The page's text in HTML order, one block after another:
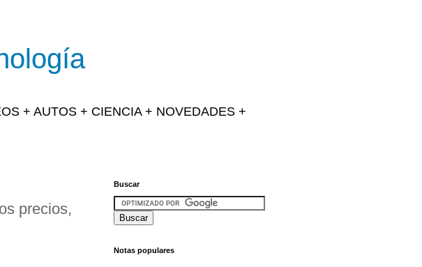
+ AUTOS + CIENCIA + NOVEDADES +
precios,
Buscar
Notas populares